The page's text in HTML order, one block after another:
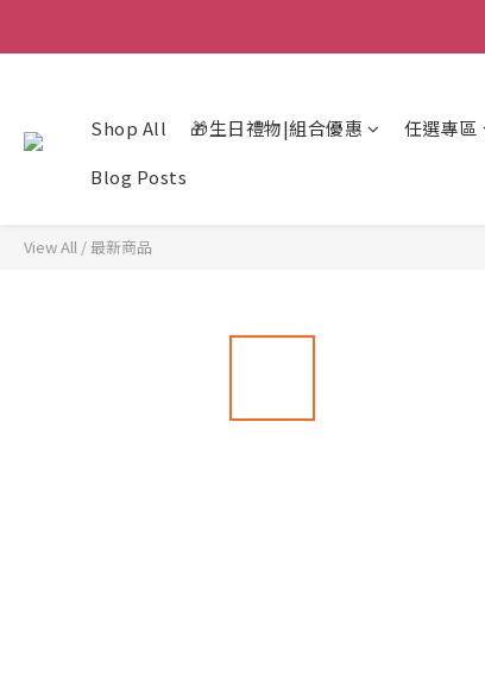
Shop All 🎁生日禮物|組合優惠 任選專區
Blog Posts
View All /最新商品